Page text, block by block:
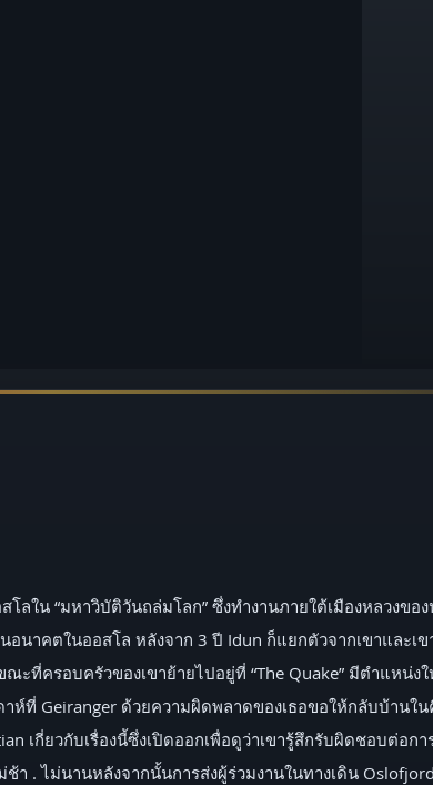
ลใน “มหาวิบัติวันถล่มโลก” ซึ่งทำงานภายใต้เมืองหลวงข
าคตในออสโล หลังจาก 3 ปี Idun ก็แยกตัวจากเขาและเข
ที่ครอบครัวของเขาย้ายไปอยู่ที่ “The Quake” มีตำแหน่ง
ห์ที่ Geiranger ด้วยความผิดพลาดของเธอขอให้กลับบ้าน
กี่ยวกับเรื่องนี้ซึ่งเปิดออกเพื่อดูว่าเขารู้สึกรับผิดชอบต่อก
า . ไม่นานหลังจากนั้นการส่งผู้ร่วมงานในทางเดิน